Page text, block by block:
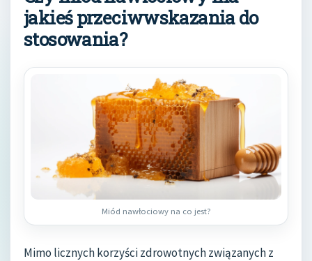
jakieś przeciwwskazania do
stosowania?
Miód nawłociowy na co jest?
Mimo licznych korzyści zdrowotnych związanych z